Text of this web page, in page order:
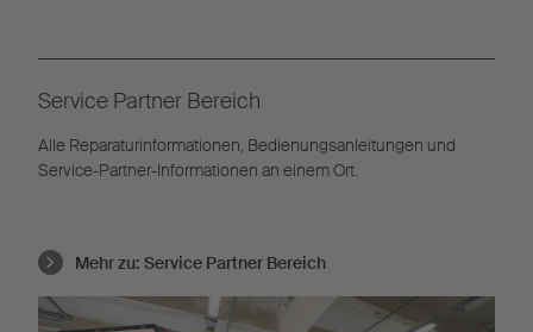
Service Partner Bereich
Alle Reparaturinformationen, Bedienungsanleitungen und
Service-Partner-Informationen an einem Ort.
Mehr zu: Service Partner Bereich